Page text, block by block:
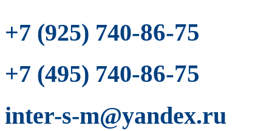
+7 (925) 740-86-75
+7 (495) 740-86-75
inter-s-m@yandex.ru